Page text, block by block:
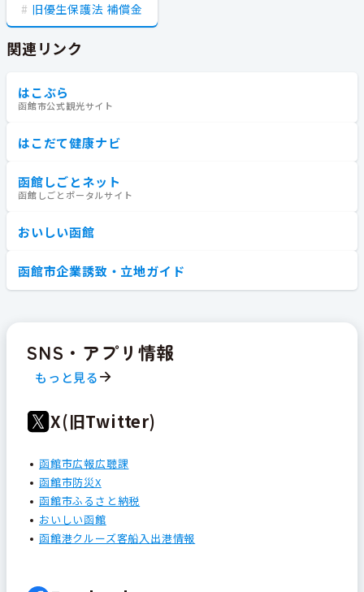
旧優生保護法 補償金
関連リンク
はこぶら
函館市公式観光サイト
はこだて健康ナビ
函館しごとネット
函館しごとポータルサイト
おいしい函館
函館市企業誘致・立地ガイド
SNS・アプリ情報
もっと見る
X(旧Twitter)
函館市広報広聴課
函館市防災X
函館市ふるさと納税
おいしい函館
函館港クルーズ客船入出港情報